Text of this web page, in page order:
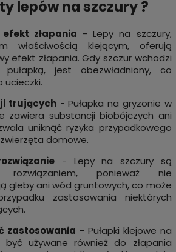
lepów na szczury ?
efekt złapania - Lepy na szczury,
właściwością klejącym, oferują
efekt złapania. Gdy szczur wchodzi
jest obezwładniony, co
ucieczki.
trujących- Pułapka na gryzonie w
zawiera substancji biobójczych ani
uniknąć ryzyka przypadkowego
domowe.
- Lepy na szczury są
rozwiązaniem, ponieważ nie
gleby ani wód gruntowych, co może
zastosowania niektórych
zastosowania - Pułapki klejowe na
być używane również do złapania